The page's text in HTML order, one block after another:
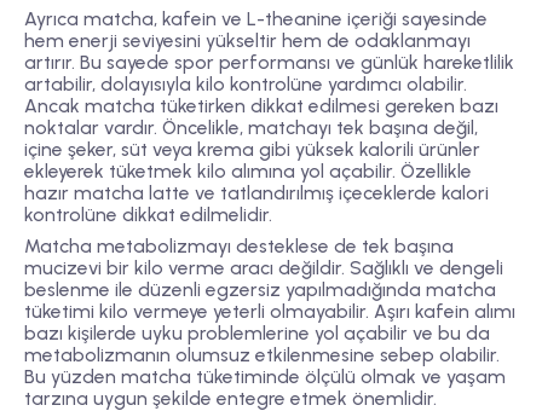
Ayrıca matcha, kafein ve L-theanine içeriği sayesinde
hem enerji seviyesini yükseltir hem de odaklanmayı
artırır. Bu sayede spor performansı ve günlük hareketlilik
artabilir, dolayısıyla kilo kontrolüne yardımcı olabilir.
Ancak matcha tüketirken dikkat edilmesi gereken bazı
noktalar vardır. Öncelikle, matchayı tek başına değil,
içine şeker, süt veya krema gibi yüksek kalorili ürünler
ekleyerek tüketmek kilo alımına yol açabilir. Özellikle
hazır matcha latte ve tatlandırılmış içeceklerde kalori
kontrolüne dikkat edilmelidir.
Matcha metabolizmayı desteklese de tek başına
mucizevi bir kilo verme aracı değildir. Sağlıklı ve dengeli
beslenme ile düzenli egzersiz yapılmadığında matcha
tüketimi kilo vermeye yeterli olmayabilir. Aşırı kafein alımı
bazı kişilerde uyku problemlerine yol açabilir ve bu da
metabolizmanın olumsuz etkilenmesine sebep olabilir.
Bu yüzden matcha tüketiminde ölçülü olmak ve yaşam
tarzına uygun şekilde entegre etmek önemlidir.